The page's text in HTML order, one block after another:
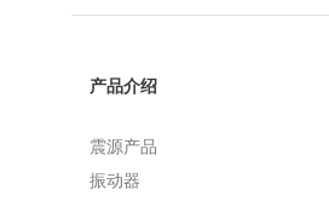
产品介绍
震源产品
振动器